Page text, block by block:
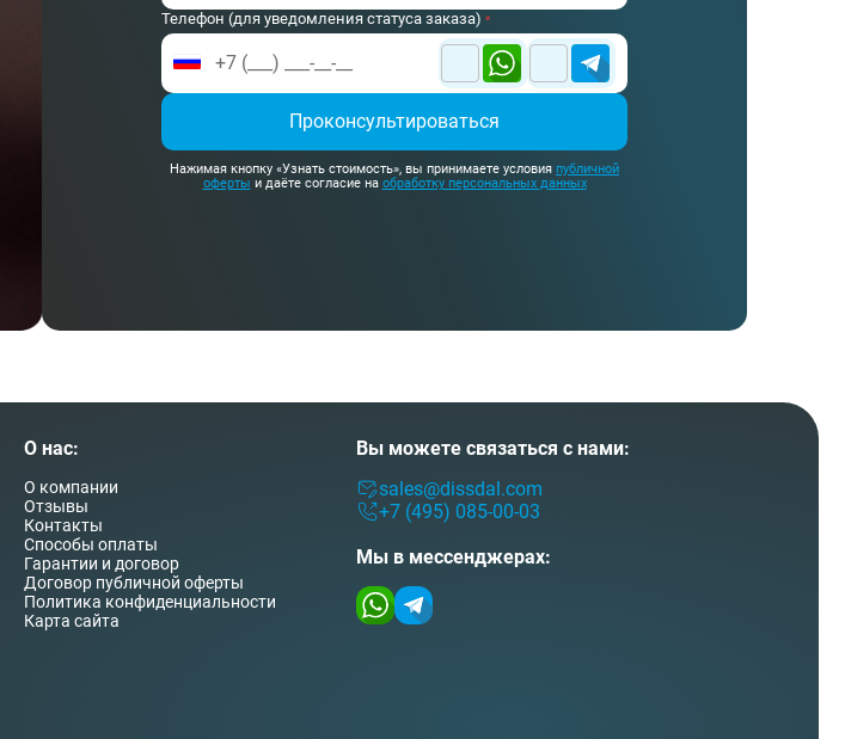
Телефон (для уведомления статуса заказа) *
Проконсультироваться
Нажимая кнопку «Узнать стоимость», вы принимаете условия публичной
оферты и даёте согласие на обработку персональных данных
О нас:
О компании
Отзывы
Контакты
Способы оплаты
Гарантии и договор
Договор публичной оферты
Политика конфиденциальности
Карта сайта
Вы можете связаться с нами:
sales@dissdal.com
+7 (495) 085-00-03
Мы в мессенджерах: